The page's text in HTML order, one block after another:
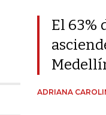
El 63%
ADRIANA